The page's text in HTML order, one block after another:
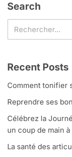
Search
Recent Posts
Comment tonifier
Reprendre ses
Célébrez la
un coup de main à
La santé des